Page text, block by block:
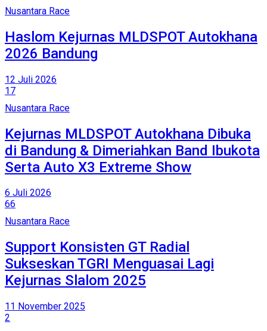
Nusantara Race
Haslom Kejurnas MLDSPOT Autokhana
2026 Bandung
12 Juli 2026
17
Nusantara Race
Kejurnas MLDSPOT Autokhana Dibuka
di Bandung & Dimeriahkan Band Ibukota
Serta Auto X3 Extreme Show
6 Juli 2026
66
Nusantara Race
Support Konsisten GT Radial
Sukseskan TGRI Menguasai Lagi
Kejurnas Slalom 2025
11 November 2025
2